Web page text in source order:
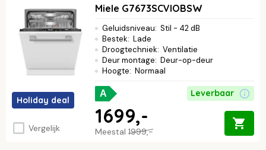
Holiday deal
Vergelijk
Miele G7673SCVIOBSW
Geluidsniveau: Stil - 42 dB
Bestek: Lade
Droogtechniek: Ventilatie
Deur montage: Deur-op-deur
Hoogte: Normaal
A Leverbaar
Meestal 1999,-
1699,-